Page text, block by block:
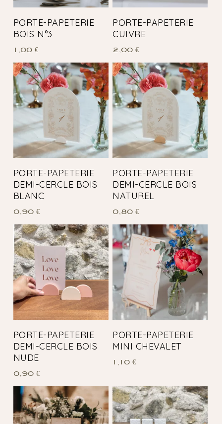
PORTE-PAPETERIE
BOIS N°3
1,00 €
PORTE-PAPETERIE
CUIVRE
2,00€
PORTE-PAPETERIE
DEMI-CERCLE BOIS
BLANC
0,90 €
PORTE-PAPETERIE
DEMI-CERCLE BOIS
NATUREL
0,80€
PORTE-PAPETERIE
DEMI-CERCLE BOIS
NUDE
0,90 €
PORTE-PAPETERIE
MINI CHEVALET
1,10€